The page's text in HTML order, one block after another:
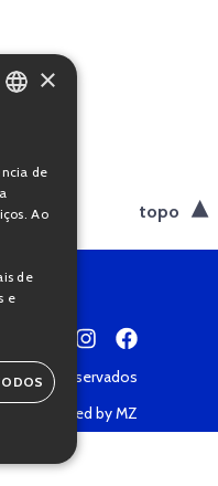
topo
direitos reservados
Powered by MZ
×
de
Ao
de
e